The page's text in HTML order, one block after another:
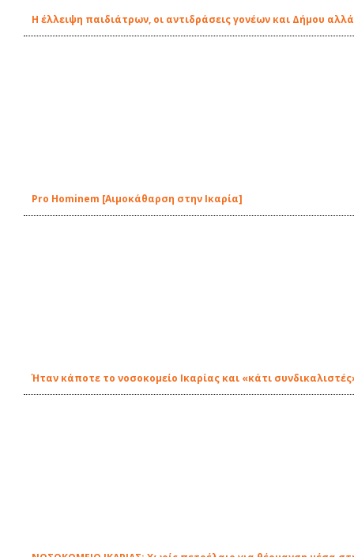
Η έλλειψη παιδιάτρων, οι αντιδράσεις γονέων και Δήμου
Pro Hominem [Aιμοκάθαρση στην Ικαρία]
Ήταν κάποτε το νοσοκομείο Ικαρίας και «κάτι